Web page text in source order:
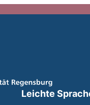
Leichte